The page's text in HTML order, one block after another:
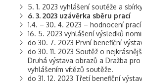
5. 1. 2023 vyhlášení soutěže a
6. 3. 2023 uzávěrka sběru prací
1.4. – 30. 4. 2023 – hodnocení
16. 5. 2023 vyhlášení výsledků
do 30. 7. 2023 První benefiční
do 30. 11. 2023 Soutěž o
Druhá výstava obrazů a Dražba
vyhlášením vítězů soutěže.
do 31. 12. 2023 Třetí benefiční